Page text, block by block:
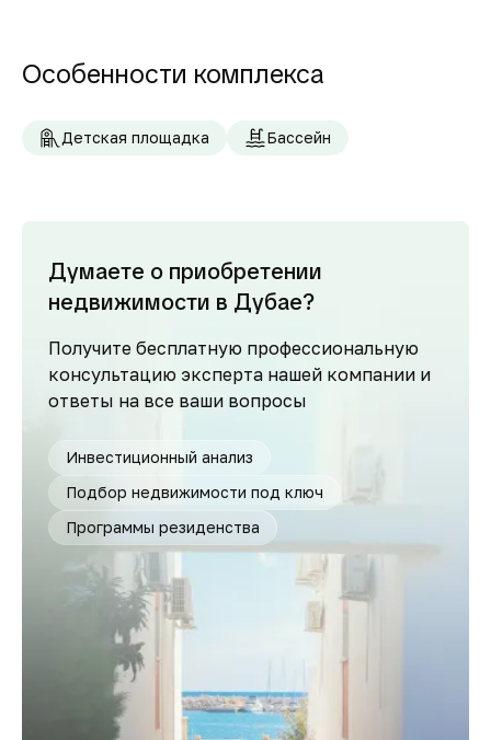
Особенности комплекса
Детская площадка Бассейн
Думаете о приобретении
недвижимости в Дубае?
Получите бесплатную профессиональную
консультацию эксперта нашей компании и
ответы на все ваши вопросы
Инвестиционный анализ
Подбор недвижимости под ключ
Программы резиденства